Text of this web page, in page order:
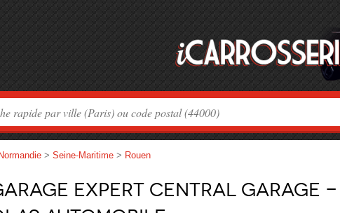
Normandie > Seine-Maritime > Rouen
Expert CENTRAL GARAGE -